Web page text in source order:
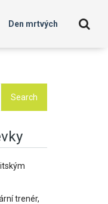
Den mrtvých
trenér,